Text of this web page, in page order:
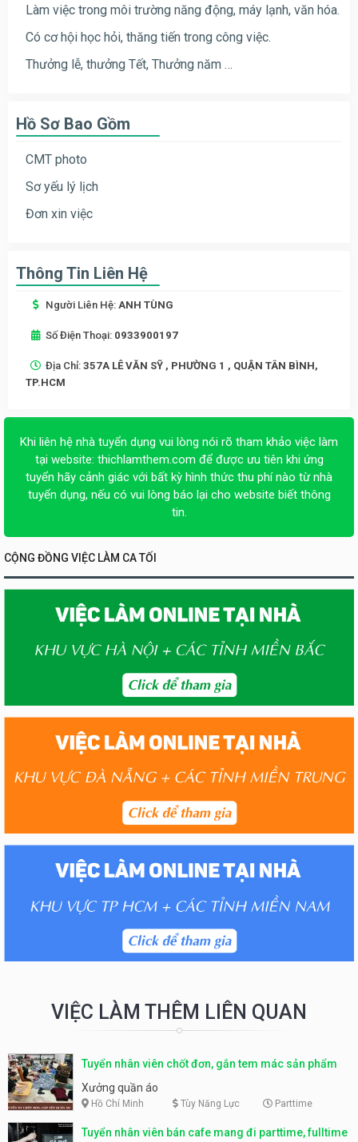
Làm việc trong môi trường năng động, máy lạnh, văn hóa.
Có cơ hội học hỏi, thăng tiến trong công việc.
Thưởng lễ, thưởng Tết, Thưởng năm …
Hồ Sơ Bao Gồm
CMT photo
Sơ yếu lý lịch
Đơn xin việc
Thông Tin Liên Hệ
Người Liên Hệ: ANH TÙNG
Số Điện Thoại: 0933900197
Địa Chỉ: 357A LÊ VĂN SỸ , PHƯỜNG 1 , QUẬN TÂN BÌNH,
TP.HCM
Khi liên hệ nhà tuyển dụng vui lòng nói rõ tham khảo việc làm
tại website: thichlamthem.com để được ưu tiên khi ứng
tuyển hãy cảnh giác với bất kỳ hình thức thu phí nào từ nhà
tuyển dụng, nếu có vui lòng báo lại cho website biết thông
tin.
CỘNG ĐỒNG VIỆC LÀM CA TỐI
VIỆC LÀM THÊM LIÊN QUAN
Tuyển nhân viên chốt đơn, gắn tem mác sản phẩm
Xưởng quần áo
Hồ Chí Minh Tùy Năng Lực Parttime
Tuyển nhân viên bán cafe mang đi parttime, fulltime